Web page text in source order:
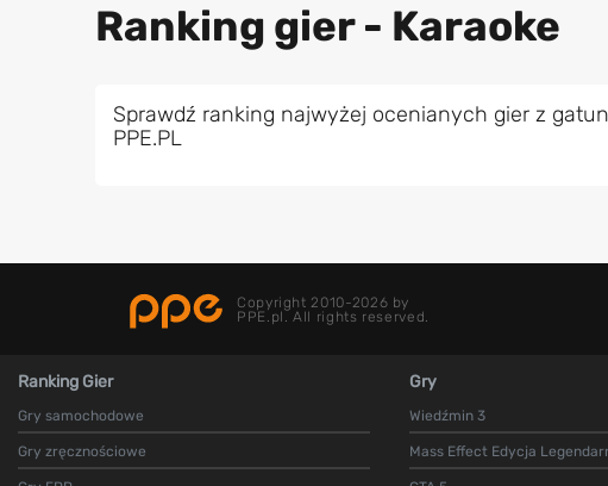
Ranking gier - Karaoke
Sprawdź ranking najwyżej ocenianych gier z
PPE.PL
Copyright 2010-2026 by
PPE.pl. All rights reserved.
Ranking Gier
Gry samochodowe
Gry zręcznościowe
Gry
Wiedźmin 3
Mass Effect Edycja